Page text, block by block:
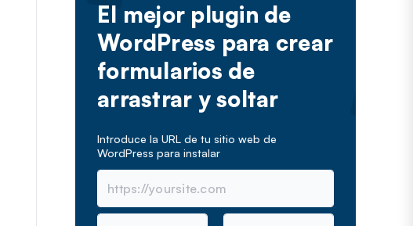
o
El mejor plugin de
WordPress para crear
formularios de
arrastrar y soltar
Introduce la URL de tu sitio web de
WordPress para instalar
N
C